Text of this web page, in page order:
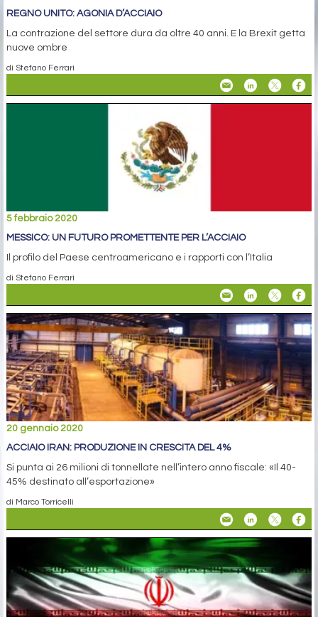
REGNO UNITO: AGONIA D’ACCIAIO
La contrazione del settore dura da oltre 40 anni. E la Brexit getta
nuove ombre
di Stefano Ferrari
5 febbraio 2020
MESSICO: UN FUTURO PROMETTENTE PER L’ACCIAIO
Il profilo del Paese centroamericano e i rapporti con l’Italia
di Stefano Ferrari
20 gennaio 2020
ACCIAIO IRAN: PRODUZIONE IN CRESCITA DEL 4%
Si punta ai 26 milioni di tonnellate nell’intero anno fiscale: «Il 40-
45% destinato all’esportazione»
di Marco Torricelli